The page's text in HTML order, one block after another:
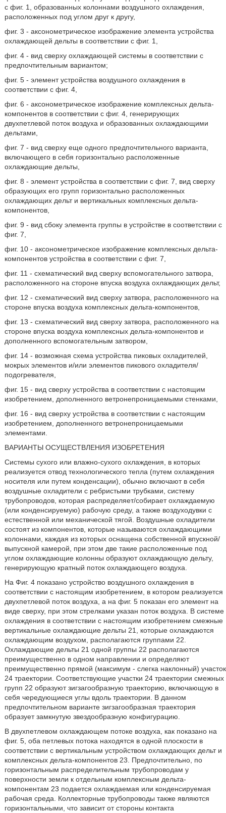
с фиг. 1, образованных колоннами воздушного охлаждения,
расположенных под углом друг к другу,
фиг. 3 - аксонометрическое изображение элемента устройства
охлаждающей дельты в соответствии с фиг. 1,
фиг. 4 - вид сверху охлаждающей системы в соответствии с
предпочтительным вариантом;
фиг. 5 - элемент устройства воздушного охлаждения в
соответствии с фиг. 4,
фиг. 6 - аксонометрическое изображение комплексных дельта-
компонентов в соответствии с фиг. 4, генерирующих
двухпетлевой поток воздуха и образованных охлаждающими
дельтами,
фиг. 7 - вид сверху еще одного предпочтительного варианта,
включающего в себя горизонтально расположенные
охлаждающие дельты,
фиг. 8 - элемент устройства в соответствии с фиг. 7, вид сверху
образующих его групп горизонтально расположенных
охлаждающих дельт и вертикальных комплексных дельта-
компонентов,
фиг. 9 - вид сбоку элемента группы в устройстве в соответствии с
фиг. 7,
фиг. 10 - аксонометрическое изображение комплексных дельта-
компонентов устройства в соответствии с фиг. 7,
фиг. 11 - схематический вид сверху вспомогательного затвора,
расположенного на стороне впуска воздуха охлаждающих дельт,
фиг. 12 - схематический вид сверху затвора, расположенного на
стороне впуска воздуха комплексных дельта-компонентов,
фиг. 13 - схематический вид сверху затвора, расположенного на
стороне впуска воздуха комплексных дельта-компонентов и
дополненного вспомогательным затвором,
фиг. 14 - возможная схема устройства пиковых охладителей,
мокрых элементов и/или элементов пикового охладителя/
подогревателя,
фиг. 15 - вид сверху устройства в соответствии с настоящим
изобретением, дополненного ветронепроницаемыми стенками,
фиг. 16 - вид сверху устройства в соответствии с настоящим
изобретением, дополненного ветронепроницаемыми
элементами.
ВАРИАНТЫ ОСУЩЕСТВЛЕНИЯ ИЗОБРЕТЕНИЯ
Системы сухого или влажно-сухого охлаждения, в которых
реализуется отвод технологического тепла (путем охлаждения
носителя или путем конденсации), обычно включают в себя
воздушные охладители с ребристыми трубками, систему
трубопроводов, которая распределяет/собирает охлаждаемую
(или конденсируемую) рабочую среду, а также воздуходувки с
естественной или механической тягой. Воздушные охладители
состоят из компонентов, которые называются охлаждающими
колоннами, каждая из которых оснащена собственной впускной/
выпускной камерой, при этом две такие расположенные под
углом охлаждающие колонны образуют охлаждающую дельту,
генерирующую кратный поток охлаждающего воздуха.
На Фиг. 4 показано устройство воздушного охлаждения в
соответствии с настоящим изобретением, в котором реализуется
двухпетлевой поток воздуха, а на фиг. 5 показан его элемент на
виде сверху, при этом стрелками указан поток воздуха. В системе
охлаждения в соответствии с настоящим изобретением смежные
вертикальные охлаждающие дельты 21, которые охлаждаются
охлаждающим воздухом, располагаются группами 22.
Охлаждающие дельты 21 одной группы 22 располагаются
преимущественно в одном направлении и определяют
преимущественно прямой (максимум - слегка наклонный) участок
24 траектории. Соответствующие участки 24 траектории смежных
групп 22 образуют зигзагообразную траекторию, включающую в
себя чередующиеся углы вдоль траектории. В данном
предпочтительном варианте зигзагообразная траектория
образует замкнутую звездообразную конфигурацию.
В двухпетлевом охлаждающем потоке воздуха, как показано на
фиг. 5, оба петлевых потока находятся в одной плоскости в
соответствии с вертикальным устройством охлаждающих дельт и
комплексных дельта-компонентов 23. Предпочтительно, по
горизонтальным распределительным трубопроводам у
поверхности земли к отдельным комплексным дельта-
компонентам 23 подается охлаждаемая или конденсируемая
рабочая среда. Коллекторные трубопроводы также являются
горизонтальными, что зависит от стороны контакта